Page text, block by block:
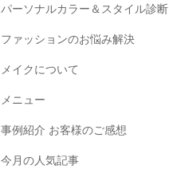
パーソナルカラー＆スタイル診断
ファッションのお悩み解決
メイクについて
メニュー
事例紹介 お客様のご感想
今月の人気記事